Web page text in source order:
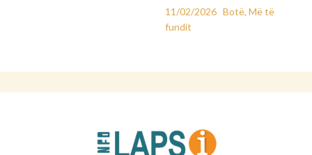
11/02/2026 Botë, Më të
fundit